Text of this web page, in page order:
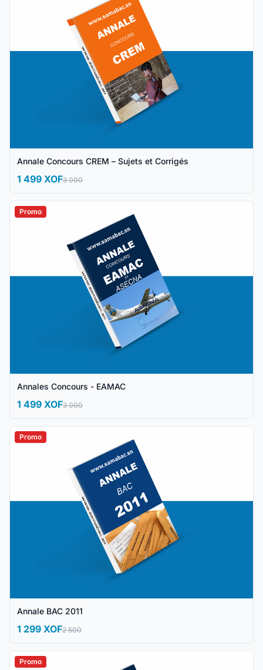
Annale Concours CREM – Sujets et Corrigés
1 499 XOF3 000
Promo
Annales Concours - EAMAC
1 499 XOF3 000
Promo
Annale BAC 2011
1 299 XOF2 500
Promo